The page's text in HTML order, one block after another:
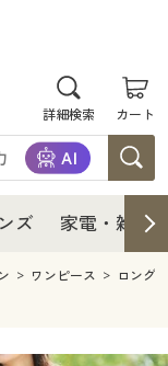
詳細検索 カート
ズ 家電・雑貨
ワンピース ロング